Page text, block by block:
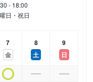
- 18:00
日・祝日
7
金
8
土
9
日